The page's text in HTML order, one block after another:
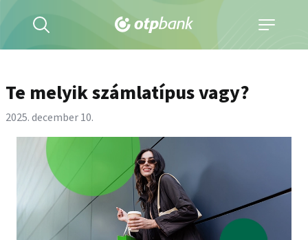
Kereső
kinyitása
Navigáció
kinyitása
Te melyik számlatípus vagy?
2025. december 10.